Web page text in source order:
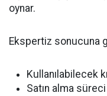
oynar.
Ekspertiz sonucuna
Kullanılabilecek
Satın alma